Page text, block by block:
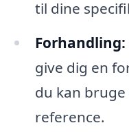
til dine
Forhandling:
give dig en
du kan
reference.